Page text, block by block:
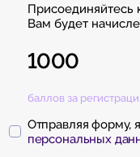
Отправляя форму,
персональных
Вам будет
1000
баллов за